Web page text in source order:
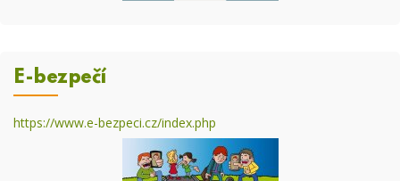
E-bezpečí
https://www.e-bezpeci.cz/index.php